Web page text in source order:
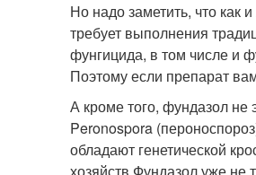
Но надо заметить, что как
требует выполнения
фунгицида, в том числе и
Поэтому если препарат
А кроме того, фундазол
Peronospora
обладают генетической